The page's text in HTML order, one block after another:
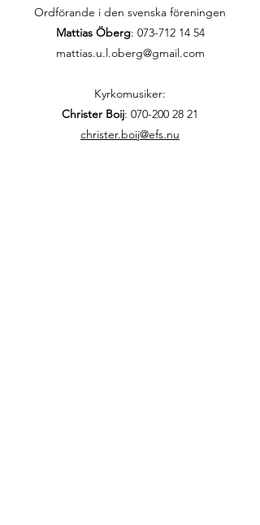
Ordförande i den svenska föreningen
Mattias Öberg: 073-712 14 54
mattias.u.l.oberg@gmail.com
Kyrkomusiker:
Christer Boij: 070-200 28 21
christer.boij@efs.nu